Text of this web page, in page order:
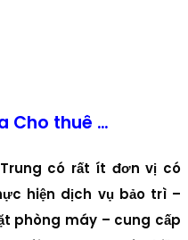
Cho thuê …
có rất ít đơn vị có
hiện dịch vụ bảo trì –
phòng máy – cung cấp